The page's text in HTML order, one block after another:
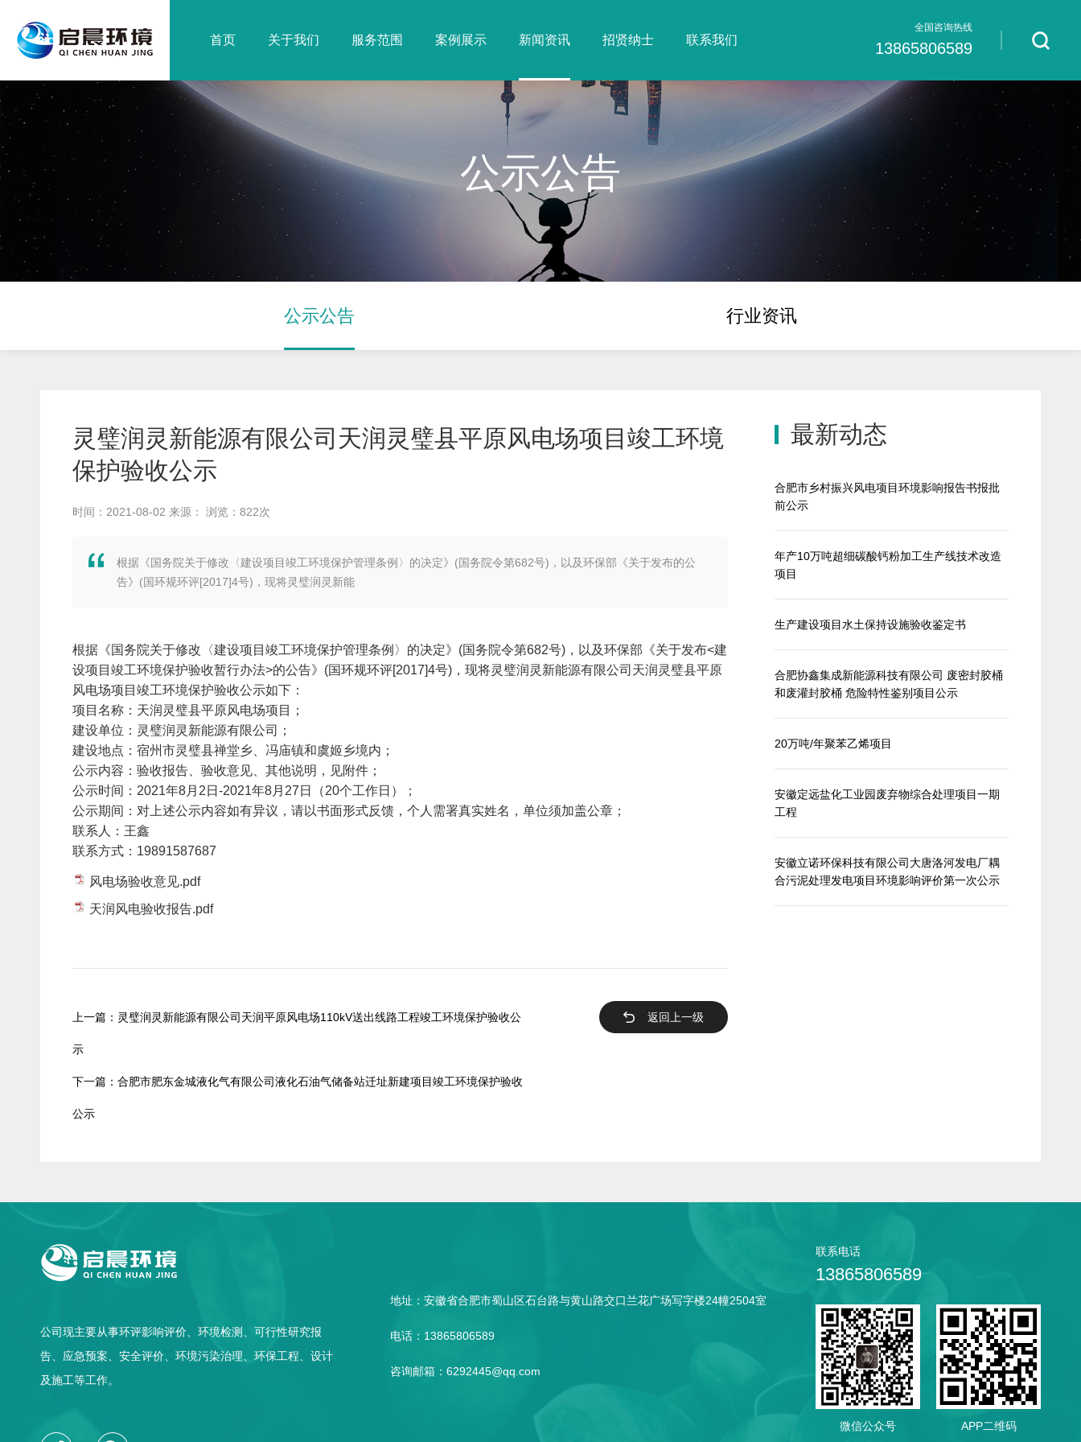
首页 关于我们 服务范围 案例展示 新闻资讯 招贤纳士 联系我们
全国咨询热线
13865806589
公示公告
公示公告 行业资讯
灵璧润灵新能源有限公司天润灵璧县平原风电场项目竣工环境
保护验收公示
时间：2021-08-02 来源： 浏览：822次
根据《国务院关于修改〈建设项目竣工环境保护管理条例〉的决定》(国务院令第682号)，以及环保部《关于发布的公
告》(国环规环评[2017]4号)，现将灵璧润灵新能
根据《国务院关于修改〈建设项目竣工环境保护管理条例〉的决定》(国务院令第682号)，以及环保部《关于发布<建
设项目竣工环境保护验收暂行办法>的公告》(国环规环评[2017]4号)，现将灵璧润灵新能源有限公司天润灵璧县平原
风电场项目竣工环境保护验收公示如下：
项目名称：天润灵璧县平原风电场项目；
建设单位：灵璧润灵新能源有限公司；
建设地点：宿州市灵璧县禅堂乡、冯庙镇和虞姬乡境内；
公示内容：验收报告、验收意见、其他说明，见附件；
公示时间：2021年8月2日-2021年8月27日（20个工作日）；
公示期间：对上述公示内容如有异议，请以书面形式反馈，个人需署真实姓名，单位须加盖公章；
联系人：王鑫
联系方式：19891587687‬
风电场验收意见.pdf
天润风电验收报告.pdf
上一篇：灵璧润灵新能源有限公司天润平原风电场110kV送出线路工程竣工环境保护验收公
示
下一篇：合肥市肥东金城液化气有限公司液化石油气储备站迁址新建项目竣工环境保护验收
公示
返回上一级
最新动态
合肥市乡村振兴风电项目环境影响报告书报批
前公示
年产10万吨超细碳酸钙粉加工生产线技术改造
项目
生产建设项目水土保持设施验收鉴定书
合肥协鑫集成新能源科技有限公司 废密封胶桶
和废灌封胶桶 危险特性鉴别项目公示
20万吨/年聚苯乙烯项目
安徽定远盐化工业园废弃物综合处理项目一期
工程
安徽立诺环保科技有限公司大唐洛河发电厂耦
合污泥处理发电项目环境影响评价第一次公示
公司现主要从事环评影响评价、环境检测、可行性研究报
告、应急预案、安全评价、环境污染治理、环保工程、设计
及施工等工作。
地址：安徽省合肥市蜀山区石台路与黄山路交口兰花广场写字楼24幢2504室
电话：13865806589
咨询邮箱：6292445@qq.com
联系电话
13865806589
微信公众号 APP二维码